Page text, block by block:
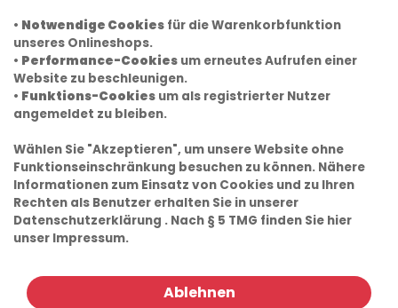
• Notwendige Cookies für die Warenkorbfunktion
unseres Onlineshops.
• Performance-Cookies um erneutes Aufrufen einer
Website zu beschleunigen.
• Funktions-Cookies um als registrierter Nutzer
angemeldet zu bleiben.
Wählen Sie "Akzeptieren", um unsere Website ohne
Funktionseinschränkung besuchen zu können. Nähere
Informationen zum Einsatz von Cookies und zu Ihren
Rechten als Benutzer erhalten Sie in unserer
Datenschutzerklärung . Nach § 5 TMG finden Sie hier
unser Impressum.
Ablehnen